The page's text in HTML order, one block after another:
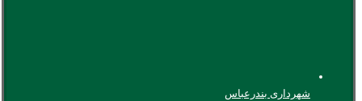
شهرداری بندرعباس